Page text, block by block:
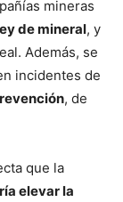
mineras
de mineral, y
Además, se
incidentes de
, de
que la
elevar la